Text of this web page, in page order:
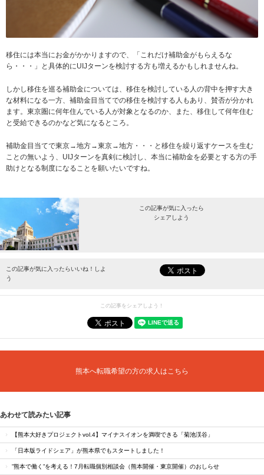
移住には本当にお金がかかりますので、「これだけ補助金がもらえるな
ら・・・」と具体的にUIJターンを検討する方も増えるかもしれませんね。
しかし移住を巡る補助金については、移住を検討している人の背中を押す大き
な材料になる一方、補助金目当てでの移住を検討する人もあり、賛否が分かれ
ます。東京圏に何年住んでいる人が対象となるのか、また、移住して何年住む
と受給できるのかなど気になるところ。
補助金目当てで東京→地方→東京→地方・・・と移住を繰り返すケースを生む
ことの無いよう、UIJターンを真剣に検討し、本当に補助金を必要とする方の手
助けとなる制度になることを願いたいですね。
この記事が気に入ったら
シェアしよう
最新情報をお届けします。
この記事が気に入ったらいいね！しよ
う
この記事をシェアしよう！
熊本へ転職希望の方の求人はこちら
あわせて読みたい記事
【熊本大好きプロジェクトvol.4】マイナスイオンを満喫できる「菊池渓谷」
「日本版ライドシェア」が熊本県でもスタートしました！
”熊本で働く”を考える！7月転職個別相談会（熊本開催・東京開催）のおしらせ